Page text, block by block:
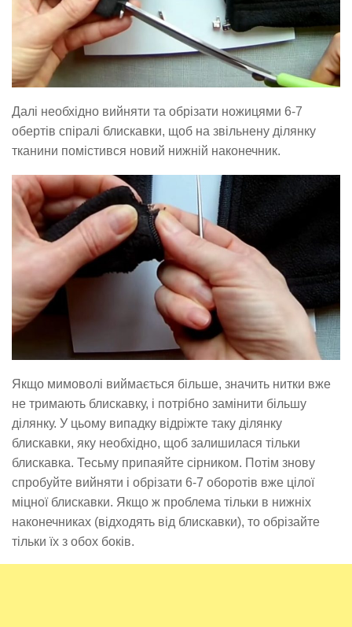
Далі необхідно вийняти та обрізати ножицями 6-7
обертів спіралі блискавки, щоб на звільнену ділянку
тканини помістився новий нижній наконечник.
Якщо мимоволі виймається більше, значить нитки вже
не тримають блискавку, і потрібно замінити більшу
ділянку. У цьому випадку відріжте таку ділянку
блискавки, яку необхідно, щоб залишилася тільки
блискавка. Тесьму припаяйте сірником. Потім знову
спробуйте вийняти і обрізати 6-7 оборотів вже цілої
міцної блискавки. Якщо ж проблема тільки в нижніх
наконечниках (відходять від блискавки), то обрізайте
тільки їх з обох боків.